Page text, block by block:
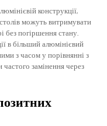
конструкції,
можуть витримувати
без погіршення стану.
в більший алюмінієвий
з часом у порівнянні з
замінення через